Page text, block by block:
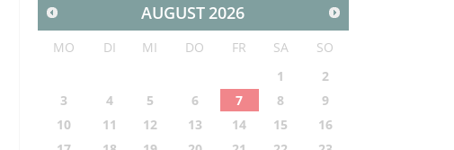
AUGUST2026
MO DI MI DO FR SA
SO
1
2
3
4 5 6 7 8
9
10
11 12 13 14 15
16